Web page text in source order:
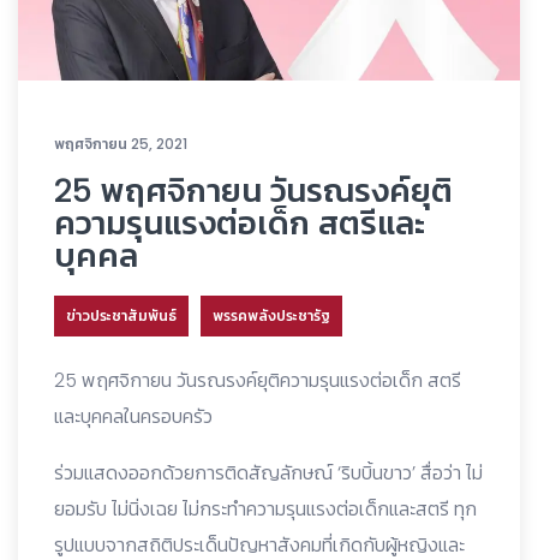
พฤศจิกายน 25, 2021
25 พฤศจิกายน วันรณรงค์ยุติ
ความรุนแรงต่อเด็ก สตรีและ
บุคคล
ข่าวประชาสัมพันธ์ พรรคพลังประชารัฐ
25 พฤศจิกายน วันรณรงค์ยุติความรุนแรงต่อเด็ก สตรี
และบุคคลในครอบครัว
ร่วมแสดงออกด้วยการติดสัญลักษณ์ ‘ริบบิ้นขาว’ สื่อว่า ไม่
ยอมรับ ไม่นิ่งเฉย ไม่กระทำความรุนแรงต่อเด็กและสตรี ทุก
รูปแบบจากสถิติประเด็นปัญหาสังคมที่เกิดกับผู้หญิงและ